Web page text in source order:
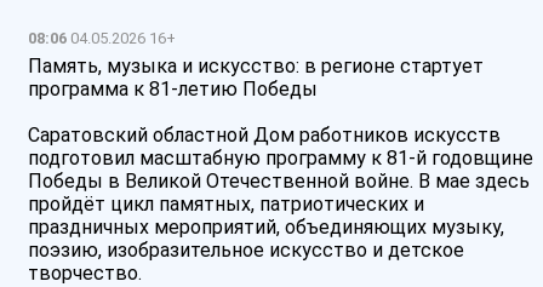
08:06 04.05.2026 16+
Память, музыка и искусство: в регионе стартует
программа к 81-летию Победы
Саратовский областной Дом работников искусств
подготовил масштабную программу к 81-й годовщине
Победы в Великой Отечественной войне. В мае здесь
пройдёт цикл памятных, патриотических и
праздничных мероприятий, объединяющих музыку,
поэзию, изобразительное искусство и детское
творчество.